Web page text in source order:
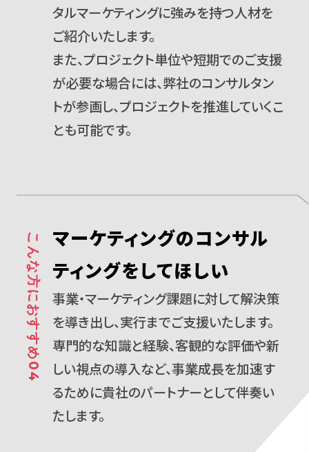
タルマーケティングに強みを持つ人材を
ご紹介いたします。
また、プロジェクト単位や短期でのご支援
が必要な場合には、弊社のコンサルタン
トが参画し、プロジェクトを推進していくこ
とも可能です。
こんな方におすすめ04 マーケティングのコンサル
ティングをしてほしい
事業・マーケティング課題に対して解決策
を導き出し、実行までご支援いたします。
専門的な知識と経験、客観的な評価や新
しい視点の導入など、事業成長を加速す
るために貴社のパートナーとして伴奏い
たします。